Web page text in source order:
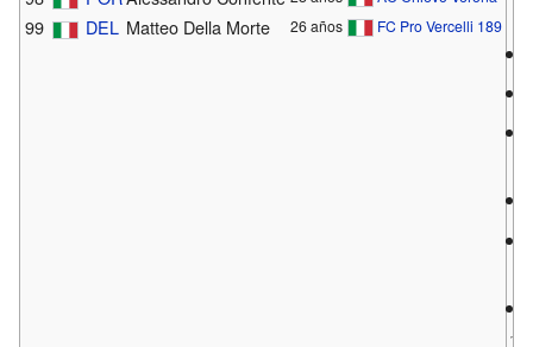
99 DEL Matteo Della Morte 26 años FC Pro Vercelli 1892